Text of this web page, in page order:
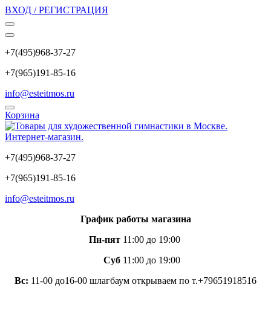
ВХОД / РЕГИСТРАЦИЯ
+7(495)968-37-27
+7(965)191-85-16
info@esteitmos.ru
Корзина
+7(495)968-37-27
+7(965)191-85-16
info@esteitmos.ru
График работы магазина
Пн-пят11:00 до 19:00
Суб11:00 до 19:00
Вс: 11-00 до16-00 шлагбаум открываем по т.+79651918516